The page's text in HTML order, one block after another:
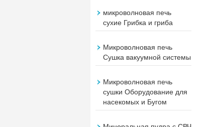
микроволновая печь
сухие Грибка и гриба
Микроволновая печь
Сушка вакуумной системы
Микроволновая печь
сушки Оборудование для
насекомых и Бугом